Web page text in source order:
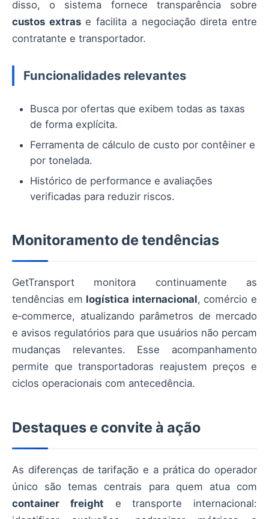
disso, o sistema fornece transparência sobre
custos extrase facilita a negociação direta entre
contratante e transportador.
Funcionalidades relevantes
Busca por ofertas que exibem todas as taxas
de forma explícita.
Ferramenta de cálculo de custo por contêiner e
por tonelada.
Histórico de performance e avaliações
verificadas para reduzir riscos.
Monitoramento de tendências
GetTransport monitora continuamente as
tendências em logística internacional, comércio e
e‑commerce, atualizando parâmetros de mercado
e avisos regulatórios para que usuários não percam
mudanças relevantes. Esse acompanhamento
permite que transportadoras reajustem preços e
ciclos operacionais com antecedência.
Destaques e convite à ação
As diferenças de tarifação e a prática do operador
único são temas centrais para quem atua com
container freight e transporte internacional: